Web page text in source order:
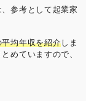
参考として起業家
均年収を紹介しま
めていますので、